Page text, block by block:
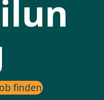
finden